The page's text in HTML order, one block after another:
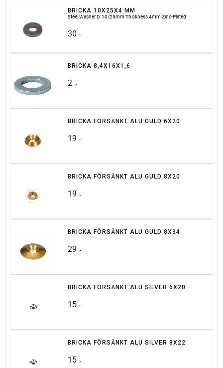
BRICKA 10X25X4 MM
Steel Washer D.10/25mm Thickness 4mm Zinc-Plated
30 :-
BRICKA 8,4X16X1,6
2 :-
BRICKA FÖRSÄNKT ALU GULD 6X20
19 :-
BRICKA FÖRSÄNKT ALU GULD 8X20
19 :-
BRICKA FÖRSÄNKT ALU GULD 8X34
29 :-
BRICKA FÖRSÄNKT ALU SILVER 6X20
15 :-
BRICKA FÖRSÄNKT ALU SILVER 8X22
15 :-